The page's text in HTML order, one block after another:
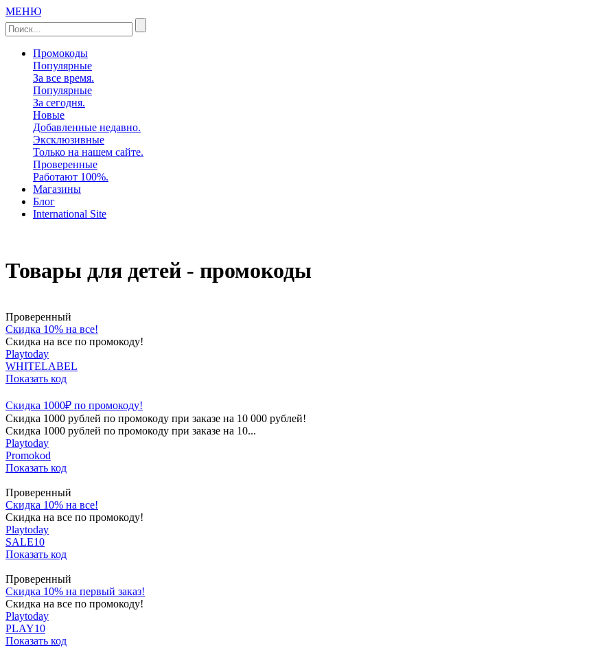
МЕНЮ
Промокоды
Популярные
За все время.
Популярные
За сегодня.
Новые
Добавленные недавно.
Эксклюзивные
Только на нашем сайте.
Проверенные
Работают 100%.
Магазины
Блог
International Site
Товары для детей - промокоды
Проверенный
Скидка 10% на все!
Скидка на все по промокоду!
Playtoday
WHITELABEL
Показать код
Скидка 1000₽ по промокоду!
Скидка 1000 рублей по промокоду при заказе на 10 000 рублей!
Скидка 1000 рублей по промокоду при заказе на 10...
Playtoday
Promokod
Показать код
Проверенный
Скидка 10% на все!
Скидка на все по промокоду!
Playtoday
SALE10
Показать код
Проверенный
Скидка 10% на первый заказ!
Скидка на все по промокоду!
Playtoday
PLAY10
Показать код